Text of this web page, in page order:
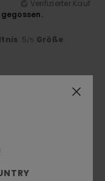
Verifizierter Kauf
: 5 /5 Größe:
Passform